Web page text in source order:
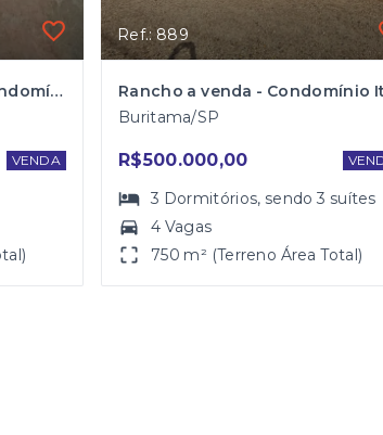
Rancho para Venda no Condomínio Jardim Itaparica em Buritama
VENDA
Ref.: 889
Buritama/SP
R$500.000,00
3 Dormitórios, sendo3 suítes
4 Vagas
750 m² (Terreno Área Total)